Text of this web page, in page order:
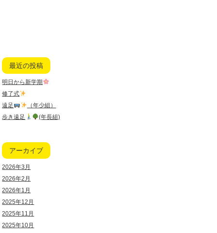
最近の投稿
明日から新学期
修了式
遠足
（年少組）
歩き遠足
(年長組)
アーカイブ
2026年3月
2026年2月
2026年1月
2025年12月
2025年11月
2025年10月